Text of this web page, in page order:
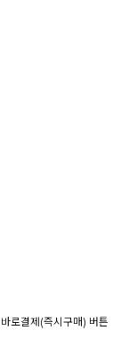
바로결제(즉시구매) 버튼